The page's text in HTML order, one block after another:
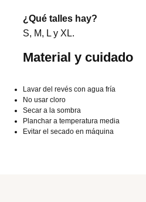
¿Qué talles hay?
S, M, L y XL.
Material y cuidado
Lavar del revés con agua fría
No usar cloro
Secar a la sombra
Planchar a temperatura media
Evitar el secado en máquina